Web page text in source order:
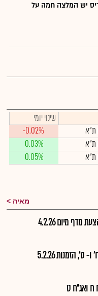
יש המלצה חמה על
שינוי יומי
ת"א
-0.02%
ת"א
0.03%
ת"א 0.05%
מאיה
מיום 4.2.26
הזמנות 5.2.26
ח ואג"ח ט